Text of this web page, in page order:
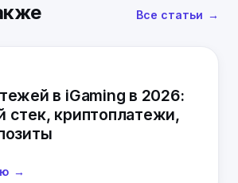
Все статьи
в iGaming в 2026:
стек, криптоплатежи,